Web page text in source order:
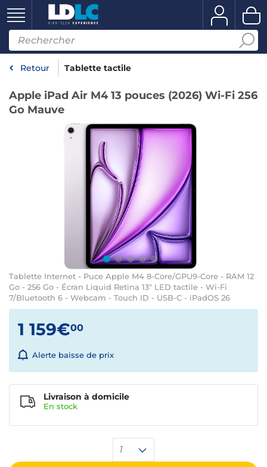
Retour Tablette tactile
Apple iPad Air M4 13 pouces (2026) Wi-Fi 256
Go Mauve
Tablette Internet - Puce Apple M4 8-Core/GPU9-Core - RAM 12
Go - 256 Go - Écran Liquid Retina 13" LED tactile - Wi-Fi
7/Bluetooth 6 - Webcam - Touch ID - USB-C - iPadOS 26
1 159€00
Alerte baisse de prix
1
Livraison à domicile
En stock